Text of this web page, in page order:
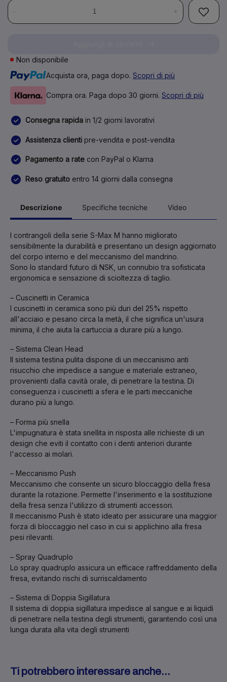
- +
Non disponibile
Acquista ora, paga dopo. Scopri di più
Compra ora. Paga dopo 30 giorni. Scopri di più
Consegna rapida in 1/2 giorni lavorativi
Assistenza clienti pre-vendita e post-vendita
Pagamento a rate con PayPal o Klarna
Reso gratuito entro 14 giorni dalla consegna
Descrizione Specifiche tecniche Video
I contrangoli della serie S-Max M hanno migliorato
sensibilmente la durabilità e presentano un design aggiornato
del corpo interno e del meccanismo del mandrino.
Sono lo standard futuro di NSK, un connubio tra sofisticata
ergonomica e sensazione di scioltezza di taglio.
– Cuscinetti in Ceramica
I cuscinetti in ceramica sono più duri del 25% rispetto
all'acciaio e pesano circa la metà, il che significa un'usura
minima, il che aiuta la cartuccia a durare più a lungo.
– Sistema Clean Head
Il sistema testina pulita dispone di un meccanismo anti
risucchio che impedisce a sangue e materiale estraneo,
provenienti dalla cavità orale, di penetrare la testina. Di
conseguenza i cuscinetti a sfera e le parti meccaniche
durano più a lungo.
– Forma più snella
L'impugnatura è stata snellita in risposta alle richieste di un
design che eviti il ​​contatto con i denti anteriori durante
l'accesso ai molari.
– Meccanismo Push
Meccanismo che consente un sicuro bloccaggio della fresa
durante la rotazione. Permette l'inserimento e la sostituzione
della fresa senza l'utilizzo di strumenti accessori.
Il meccanismo Push è stato ideato per assicurare una maggior
forza di bloccaggio nel caso in cui si applichino alla fresa
pesi rilevanti.
– Spray Quadruplo
Lo spray quadruplo assicura un efficace raffreddamento della
fresa, evitando rischi di surriscaldamento
– Sistema di Doppia Sigillatura
Il sistema di doppia sigillatura impedisce al sangue e ai liquidi
di penetrare nella testina degli strumenti, garantendo così una
lunga durata alla vita degli strumenti
Ti potrebbero interessare anche...